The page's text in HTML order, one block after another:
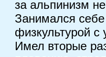
за альпинизм
Занимался
физкультурой с
Имел вторые